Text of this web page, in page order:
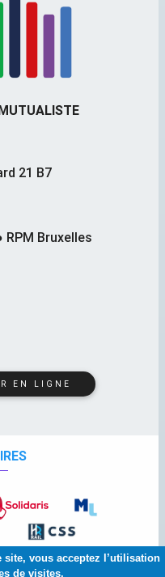
vous acceptez l’utilisation
de visites.
21 B7
RPM Bruxelles
EN LIGNE